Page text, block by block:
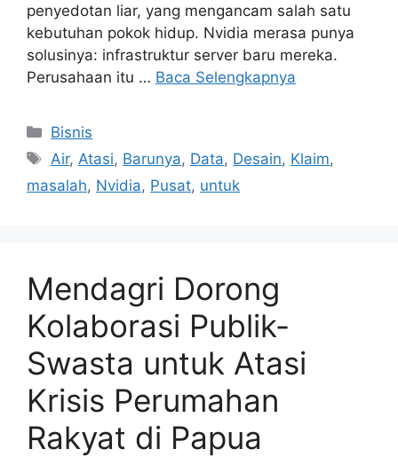
penyedotan liar, yang mengancam salah satu
kebutuhan pokok hidup. Nvidia merasa punya
solusinya: infrastruktur server baru mereka.
Perusahaan itu … Baca Selengkapnya
Kategori
Bisnis
Tag
Air, Atasi, Barunya, Data, Desain, Klaim,
masalah, Nvidia, Pusat, untuk
Mendagri Dorong
Kolaborasi Publik-
Swasta untuk Atasi
Krisis Perumahan
Rakyat di Papua